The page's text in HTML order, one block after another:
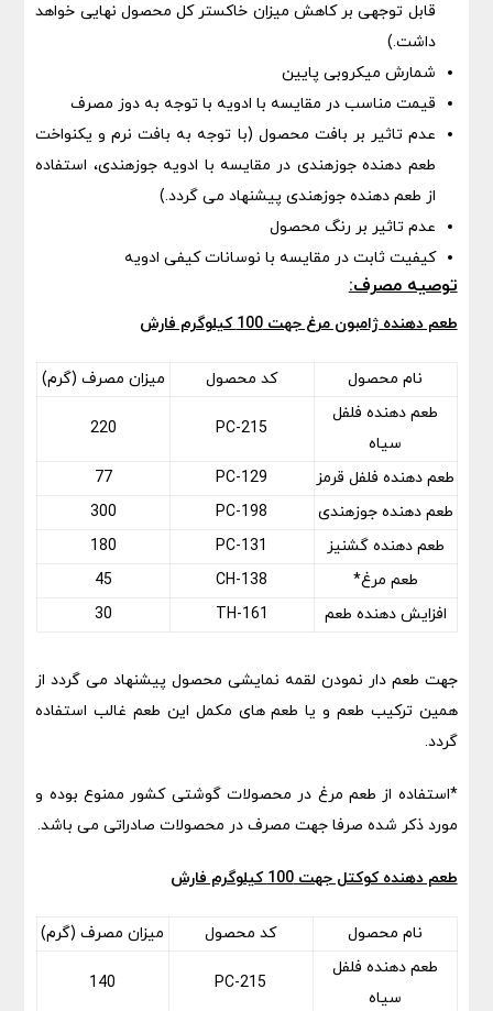
قابل توجهی بر کاهش میزان خاکستر کل محصول نهایی خواهد
داشت.)
شمارش میکروبی پایین
قیمت مناسب در مقایسه با ادویه با توجه به دوز مصرف
عدم تاثیر بر بافت محصول (با توجه به بافت نرم و یکنواخت
طعم دهنده جوزهندی در مقایسه با ادویه جوزهندی، استفاده
از طعم دهنده جوزهندی پیشنهاد می گردد.)
عدم تاثیر بر رنگ محصول
کیفیت ثابت در مقایسه با نوسانات کیفی ادویه
توصیه مصرف:
طعم دهنده ژامبون مرغ جهت 100 کیلوگرم فارش
نام محصول کد محصول
میزان مصرف (گرم)
طعم دهنده فلفل
سیاه
PC-215
220
طعم دهنده فلفل قرمز PC-129
77
طعم دهنده جوزهندی
PC-198
300
طعم دهنده گشنیز
PC-131
180
طعم مرغ*
CH-138
45
افزایش دهنده طعم
TH-161
30
جهت طعم دار نمودن لقمه نمایشی محصول پیشنهاد می گردد از
همین ترکیب طعم و یا طعم های مکمل این طعم غالب استفاده
گردد.
*استفاده از طعم مرغ در محصولات گوشتی کشور ممنوع بوده و
مورد ذکر شده صرفا جهت مصرف در محصولات صادراتی می باشد.
طعم دهنده کوکتل جهت 100 کیلوگرم فارش
نام محصول کد محصول
میزان مصرف (گرم)
طعم دهنده فلفل
سیاه
PC-215
140